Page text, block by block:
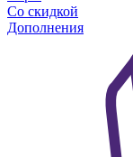
Со скидкой
Дополнения